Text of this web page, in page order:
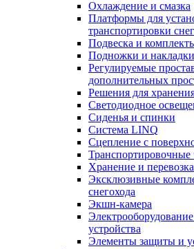
Охлаждение и смазка
Платформы для
транспортировки
Подвеска и
Подножки и
Регулируемые
дополнительных
Решения для
Светодиодное
Сиденья и спинки
Система LINQ
Сцепление с
Транспортировочные
Хранение и
Эксклюзивные
снегохода
Экшн-камера
устройства
Элементы защиты и